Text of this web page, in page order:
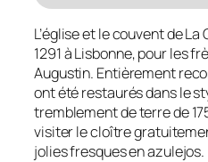
L’église et le couvent de
1291 à Lisbonne, pour les
Augustin. Entièrement
ont été restaurés dans le
tremblement de terre de
visiter le cloître
jolies fresques en azulejos.